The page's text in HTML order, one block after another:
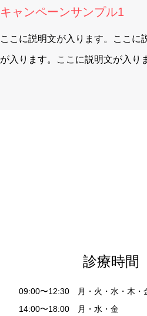
キャンペーンサンプル1
ここに説明文が入ります。ここに
が入ります。ここに説明文が入り
診療時間
09:00〜12:30 月・火・水・木・
14:00〜18:00 月・水・金